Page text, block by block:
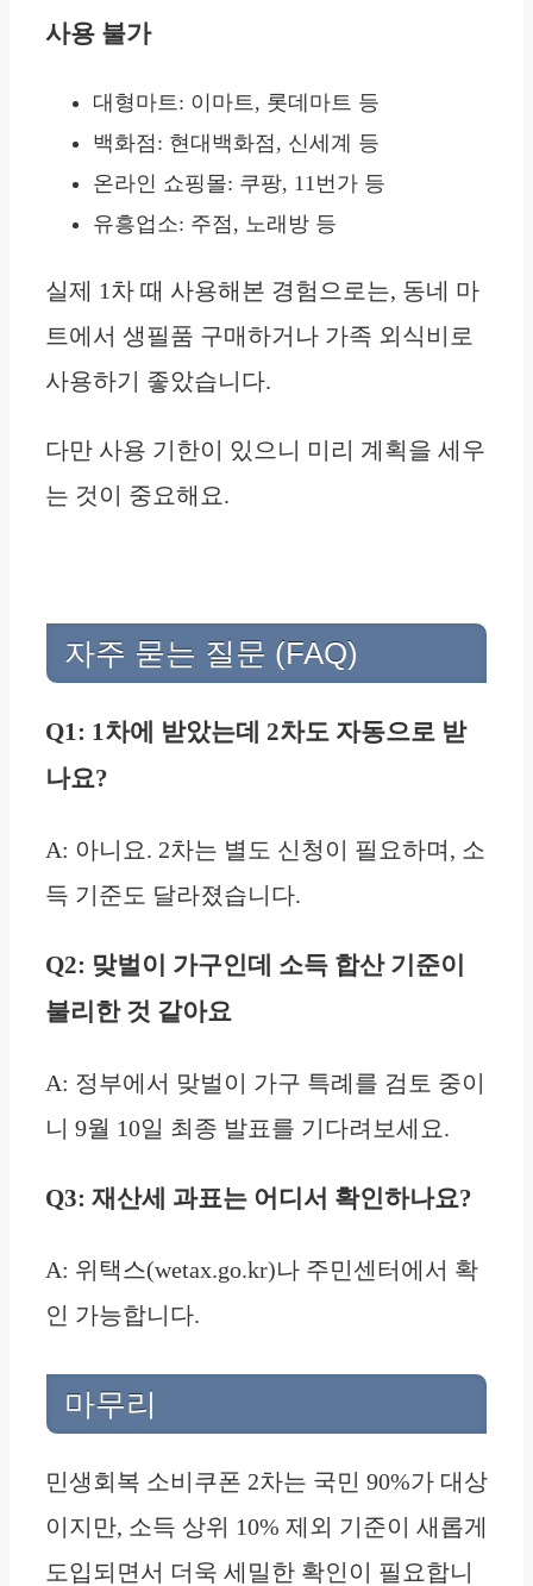
사용 불가
대형마트: 이마트, 롯데마트 등
백화점: 현대백화점, 신세계 등
온라인 쇼핑몰: 쿠팡, 11번가 등
유흥업소: 주점, 노래방 등
실제 1차 때 사용해본 경험으로는, 동네 마
트에서 생필품 구매하거나 가족 외식비로
사용하기 좋았습니다.
다만 사용 기한이 있으니 미리 계획을 세우
는 것이 중요해요.
자주 묻는 질문 (FAQ)
Q1: 1차에 받았는데 2차도 자동으로 받
나요?
A: 아니요. 2차는 별도 신청이 필요하며, 소
득 기준도 달라졌습니다.
Q2: 맞벌이 가구인데 소득 합산 기준이
불리한 것 같아요
A: 정부에서 맞벌이 가구 특례를 검토 중이
니 9월 10일 최종 발표를 기다려보세요.
Q3: 재산세 과표는 어디서 확인하나요?
A: 위택스(wetax.go.kr)나 주민센터에서 확
인 가능합니다.
마무리
민생회복 소비쿠폰 2차는 국민 90%가 대상
이지만, 소득 상위 10% 제외 기준이 새롭게
도입되면서 더욱 세밀한 확인이 필요합니